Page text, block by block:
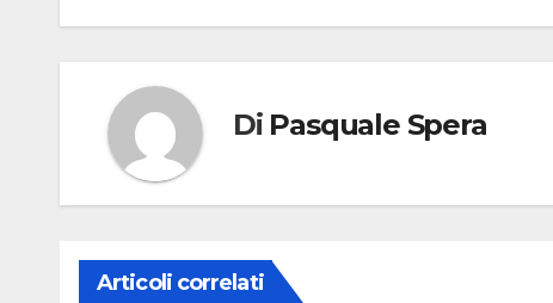
Di Pasquale Spera
Articoli correlati